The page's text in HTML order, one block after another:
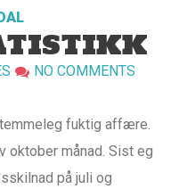
NO COMMENTS
fuktig affære.
oktober månad. Sist eg
på juli og